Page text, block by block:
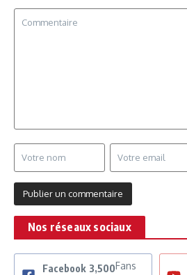
Nos réseaux sociaux
Facebook 3,500Fans